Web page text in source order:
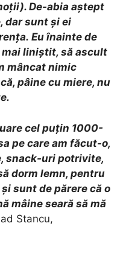
De-abia aştept
dar sunt şi ei
Eu înainte de
liniştit, să ascult
mâncat nimic
pâine cu miere, nu
cel puţin 1000-
pe care am făcut-o,
snack-uri potrivite,
dorm lemn, pentru
sunt de părere că o
mâine seară să mă
Stancu,